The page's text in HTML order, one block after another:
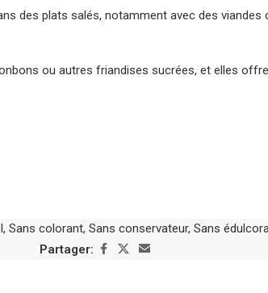
des plats salés, notamment avec des
ou autres friandises sucrées, et elles
, Sans colorant, Sans conservateur, Sans
Partager: